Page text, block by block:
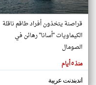
المقالات
هنا عن
وجهة
كاتبيها.
قراصنة يتخذون أفراد طاقم ناقلة
الكيماويات "أسانا" رهائن في
الصومال
منذ ٥ أيام
اندبندنت عربية